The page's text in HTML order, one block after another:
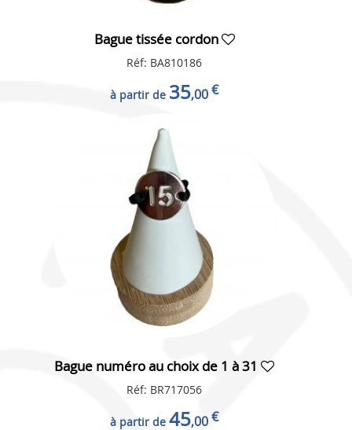
Bague tissée cordon
Réf: BA810186
à partir de 35,00€
Bague numéro au choix de 1 à 31
Réf: BR717056
à partir de 45,00€